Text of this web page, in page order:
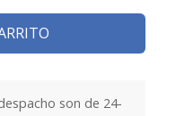
son de 24-